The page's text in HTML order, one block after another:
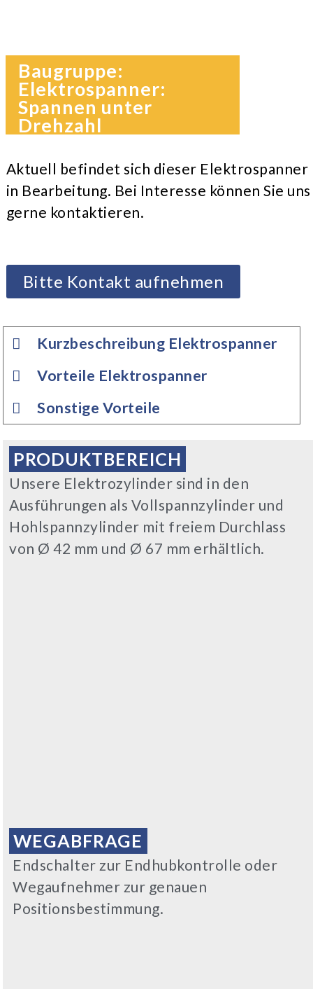
Baugruppe:
Elektrospanner:
Spannen unter
Drehzahl
Aktuell befindet sich dieser Elektrospanner
in Bearbeitung. Bei Interesse können Sie uns
gerne kontaktieren.
Bitte Kontakt aufnehmen
Kurzbeschreibung Elektrospanner
Vorteile Elektrospanner
Sonstige Vorteile
PRODUKTBEREICH
Unsere Elektrozylinder sind in den
Ausführungen als Vollspannzylinder und
Hohlspannzylinder mit freiem Durchlass
von Ø 42 mm und Ø 67 mm erhältlich.
WEGABFRAGE
Endschalter zur Endhubkontrolle oder
Wegaufnehmer zur genauen
Positionsbestimmung.